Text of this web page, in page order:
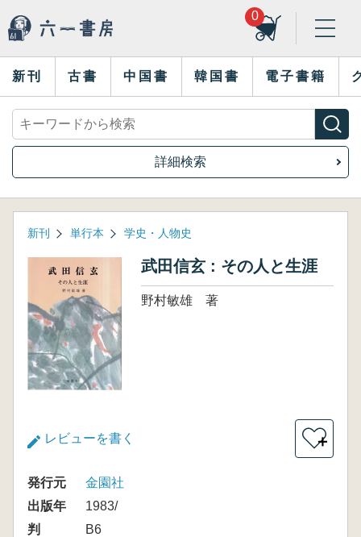
0
新刊 古書 中国書 韓国書 電子書籍
詳細検索
新刊 単行本 学史・人物史
武田信玄 : その人と生涯
野村敏雄 著
レビューを書く ＋
発行元
金園社
出版年
1983/
判
B6